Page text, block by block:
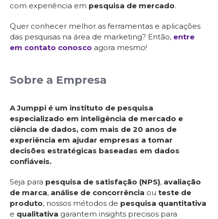
com experiência em pesquisa de mercado.
Quer conhecer melhor as ferramentas e aplicações
das pesquisas na área de marketing? Então, entre
em contato conosco agora mesmo!
Sobre a Empresa
A Jumppi é um instituto de pesquisa
especializado em inteligência de mercado e
ciência de dados, com mais de 20 anos de
experiência em ajudar empresas a tomar
decisões estratégicas baseadas em dados
confiáveis.
Seja para pesquisa de satisfação (NPS), avaliação
de marca, análise de concorrência ou teste de
produto, nossos métodos de pesquisa quantitativa
e qualitativa garantem insights precisos para